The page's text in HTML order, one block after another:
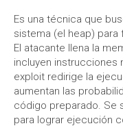
Es una técnica que
sistema (el heap) para
El atacante llena la
incluyen instrucciones
exploit redirige la
aumentan las
código preparado. Se
para lograr ejecución